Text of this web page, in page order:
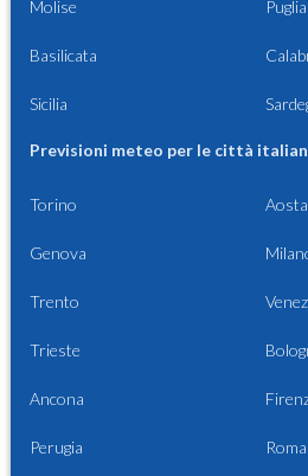
Molise Puglia
Basilicata
Sicilia
Previsioni meteo per le città
Torino Aosta
Genova
Trento
Trieste
Ancona
Perugia Roma